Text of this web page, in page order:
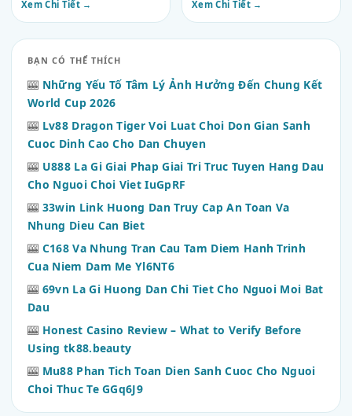
Xem Chi Tiết →
Xem Chi Tiết →
BẠN CÓ THỂ THÍCH
🎰 Những Yếu Tố Tâm Lý Ảnh Hưởng Đến Chung Kết
World Cup 2026
🎰 Lv88 Dragon Tiger Voi Luat Choi Don Gian Sanh
Cuoc Dinh Cao Cho Dan Chuyen
🎰 U888 La Gi Giai Phap Giai Tri Truc Tuyen Hang Dau
Cho Nguoi Choi Viet IuGpRF
🎰 33win Link Huong Dan Truy Cap An Toan Va
Nhung Dieu Can Biet
🎰 C168 Va Nhung Tran Cau Tam Diem Hanh Trinh
Cua Niem Dam Me Yl6NT6
🎰 69vn La Gi Huong Dan Chi Tiet Cho Nguoi Moi Bat
Dau
🎰 Honest Casino Review – What to Verify Before
Using tk88.beauty
🎰 Mu88 Phan Tich Toan Dien Sanh Cuoc Cho Nguoi
Choi Thuc Te GGq6J9